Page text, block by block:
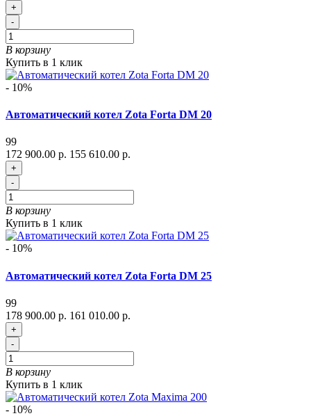
+
-
В корзину
Купить в 1 клик
- 10%
Автоматический котел Zota Forta DM 20
99
172 900.00 р. 155 610.00 р.
+
-
В корзину
Купить в 1 клик
- 10%
Автоматический котел Zota Forta DM 25
99
178 900.00 р. 161 010.00 р.
+
-
В корзину
Купить в 1 клик
- 10%